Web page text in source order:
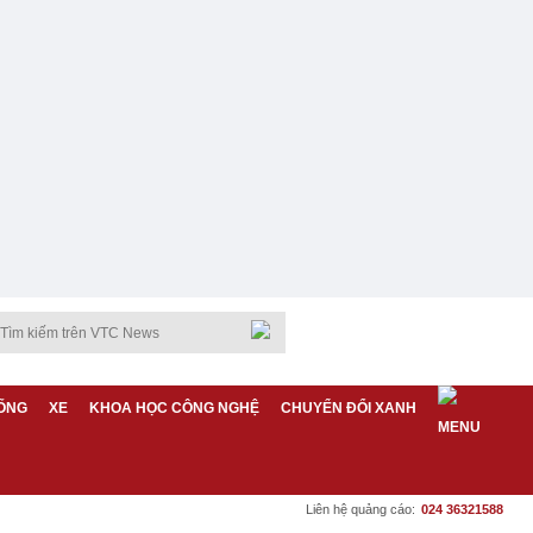
XE KHOA HỌC CÔNG NGHỆ CHUYỂN ĐỔI XANH
Liên hệ quảng cáo: 024 36321588